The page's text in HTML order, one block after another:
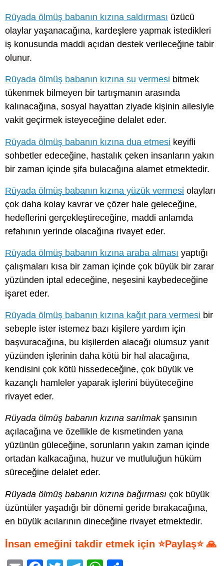
Rüyada ölmüş babanın kızına saldırması üzücü
olaylar yaşanacağına, kardeşlere yapmak istedikleri
iş konusunda maddi açıdan destek verileceğine tabir
olunur.
Rüyada ölmüş babanın kızına su vermesi bitmek
tükenmek bilmeyen bir tartışmanın arasında
kalınacağına, sosyal hayattan ziyade kişinin ailesiyle
vakit geçirmek isteyeceğine delalet eder.
Rüyada ölmüş babanın kızına dua etmesi keyifli
sohbetler edeceğine, hastalık çeken insanların yakın
bir zaman içinde şifa bulacağına alamet etmektedir.
Rüyada ölmüş babanın kızına yüzük vermesi olayları
çok daha kolay kavrar ve çözer hale geleceğine,
hedeflerini gerçekleştireceğine, maddi anlamda
refahının yerinde olacağına rivayet eder.
Rüyada ölmüş babanın kızına araba alması yaptığı
çalışmaları kısa bir zaman içinde çok büyük bir zarar
yüzünden iptal edeceğine, neşesini kaybedeceğine
işaret eder.
Rüyada ölmüş babanın kızına kağıt para vermesi bir
sebeple ister istemez bazı kişilere yardım için
başvuracağına, bu kişilerden alacağı olumsuz yanıt
yüzünden işlerinin daha kötü bir hal alacağına,
kendisini çok kötü hissedeceğine, çok büyük ve
kazançlı hamleler yaparak işlerini büyüteceğine
rivayet eder.
Rüyada ölmüş babanın kızına sarılmakşansının
açılacağına ve özellikle de kısmetinden yana
yüzünün güleceğine, sorunların yakın zaman içinde
ortadan kalkacağına, huzur ve mutluluğun hüküm
süreceğine delalet eder.
Rüyada ölmüş babanın kızına bağırması çok büyük
üzüntüler yaşadığı bir dönemi geride bırakacağına,
en büyük acılarının dineceğine rivayet etmektedir.
İnsan emeğini takdir etmek için ⭐Paylaş⭐ 🙏